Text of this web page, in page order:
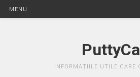
MENU
INFORMAȚIILE UTILE CARE